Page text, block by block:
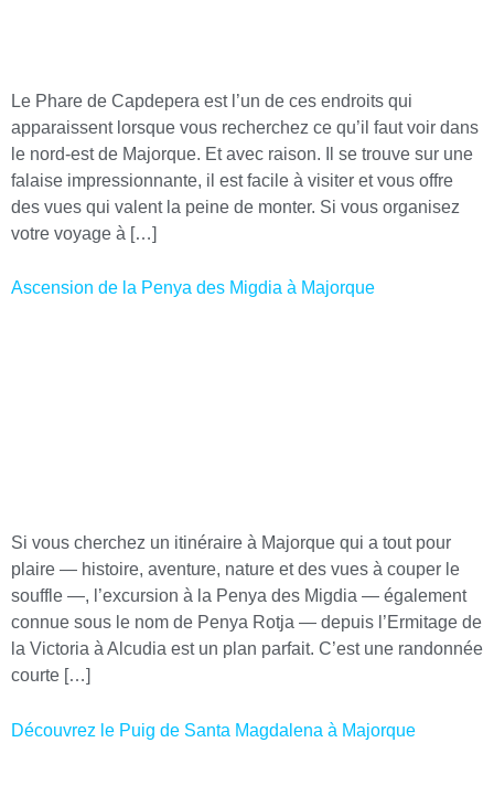
Le Phare de Capdepera est l’un de ces endroits qui
apparaissent lorsque vous recherchez ce qu’il faut voir dans
le nord-est de Majorque. Et avec raison. Il se trouve sur une
falaise impressionnante, il est facile à visiter et vous offre
des vues qui valent la peine de monter. Si vous organisez
votre voyage à […]
Ascension de la Penya des Migdia à Majorque
Si vous cherchez un itinéraire à Majorque qui a tout pour
plaire — histoire, aventure, nature et des vues à couper le
souffle —, l’excursion à la Penya des Migdia — également
connue sous le nom de Penya Rotja — depuis l’Ermitage de
la Victoria à Alcudia est un plan parfait. C’est une randonnée
courte […]
Découvrez le Puig de Santa Magdalena à Majorque